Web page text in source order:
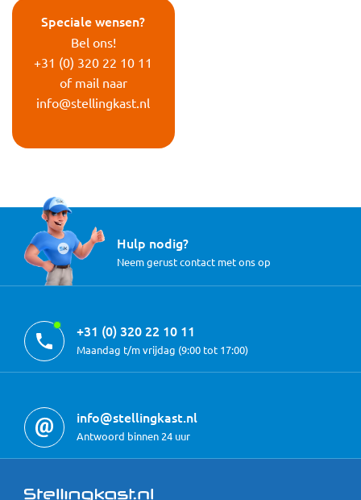
Speciale wensen?
Bel ons!
+31 (0) 320 22 10 11
of mail naar
info@stellingkast.nl
Hulp nodig?
Neem gerust contact met ons op
+31 (0) 320 22 10 11
Maandag t/m vrijdag (9:00 tot 17:00)
info@stellingkast.nl
Antwoord binnen 24 uur